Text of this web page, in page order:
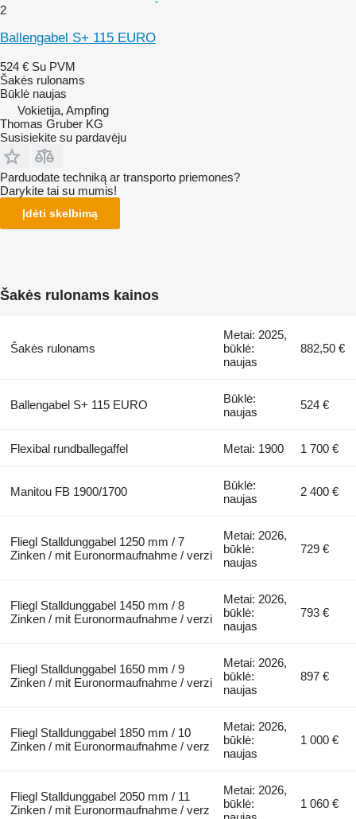
2
Ballengabel S+ 115 EURO
524 € Su PVM
Šakės rulonams
Būklė naujas
Vokietija, Ampfing
Thomas Gruber KG
Susisiekite su pardavėju
Parduodate techniką ar transporto priemones?
Darykite tai su mumis!
Įdėti skelbimą
Šakės rulonams kainos
Šakės rulonams
Metai: 2025,
būklė:
naujas
882,50 €
Ballengabel S+ 115 EURO
Būklė:
naujas
524 €
Flexibal rundballegaffel Metai: 1900 1 700 €
Manitou FB 1900/1700
Būklė:
naujas
2 400 €
Fliegl Stalldunggabel 1250 mm / 7
Zinken / mit Euronormaufnahme / verzi
Metai: 2026,
būklė:
naujas
729 €
Fliegl Stalldunggabel 1450 mm / 8
Zinken / mit Euronormaufnahme / verzi
Metai: 2026,
būklė:
naujas
793 €
Fliegl Stalldunggabel 1650 mm / 9
Zinken / mit Euronormaufnahme / verzi
Metai: 2026,
būklė:
naujas
897 €
Fliegl Stalldunggabel 1850 mm / 10
Zinken / mit Euronormaufnahme / verz
Metai: 2026,
būklė:
naujas
1 000 €
Fliegl Stalldunggabel 2050 mm / 11
Zinken / mit Euronormaufnahme / verz
Metai: 2026,
būklė:
1 060 €